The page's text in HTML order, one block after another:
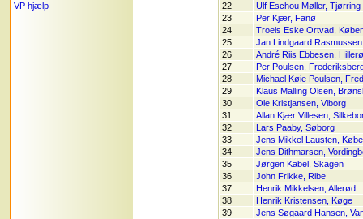
VP hjælp
22
Ulf Eschou Møller, Tjørring
23
Per Kjær, Fanø
24
Troels Eske Ortvad,
25
Jan Lindgaard
26
André Riis Ebbesen,
27
Per Poulsen,
28
Michael Køie Poulsen,
29
Klaus Malling Olsen,
30
Ole Kristjansen, Viborg
31
Allan Kjær Villesen,
32
Lars Paaby, Søborg
33
Jens Mikkel Lausten,
34
Jens Dithmarsen,
35
Jørgen Kabel, Skagen
36
John Frikke, Ribe
37
Henrik Mikkelsen, Allerød
38
Henrik Kristensen, Køge
39
Jens Søgaard Hansen,